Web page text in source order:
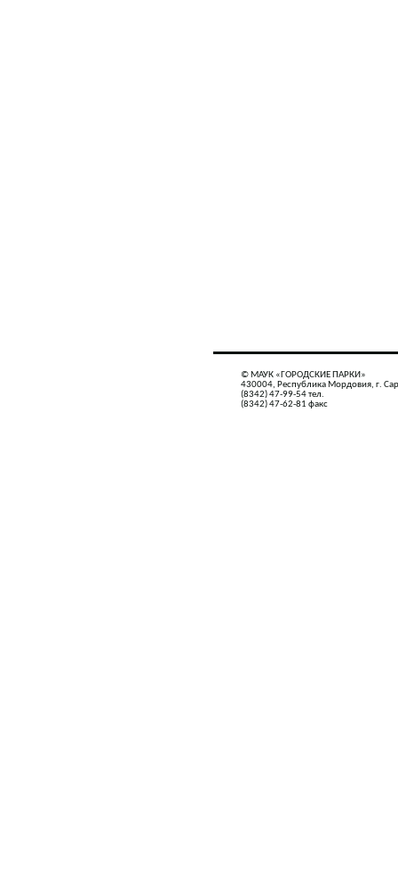
© МАУК «ГОРОДСКИЕ ПАРКИ»
430004, Республика Мордовия, г.
(8342) 47-99-54 тел.
(8342) 47-62-81 факс